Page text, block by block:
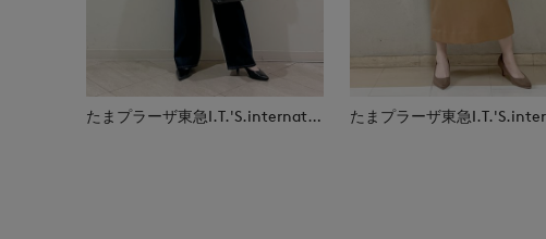
たまプラーザ東急I.T.'S.international